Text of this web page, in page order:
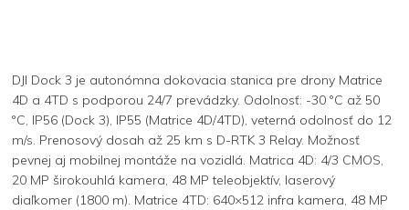
DJI Dock 3 je autonómna dokovacia stanica pre drony Matrice
4D a 4TD s podporou 24/7 prevádzky. Odolnosť: -30 °C až 50
°C, IP56 (Dock 3), IP55 (Matrice 4D/4TD), veterná odolnosť do 12
m/s. Prenosový dosah až 25 km s D-RTK 3 Relay. Možnosť
pevnej aj mobilnej montáže na vozidlá. Matrica 4D: 4/3 CMOS,
20 MP širokouhlá kamera, 48 MP teleobjektív, laserový
diaľkomer (1800 m). Matrice 4TD: 640×512 infra kamera, 48 MP